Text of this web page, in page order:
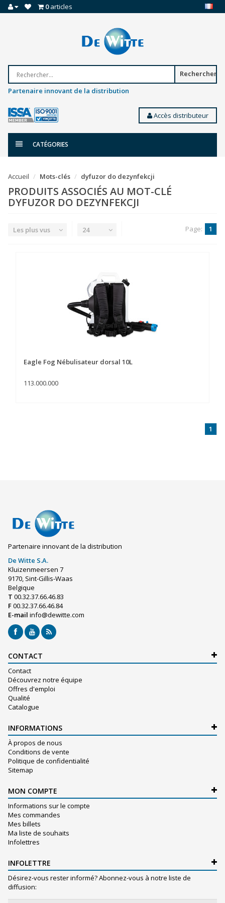
0articles
Rechercher
Partenaire innovant de la distribution
Accès distributeur
CATÉGORIES
Accueil Mots-clés dyfuzor do dezynfekcji
PRODUITS ASSOCIÉS AU MOT-CLÉ
DYFUZOR DO DEZYNFEKCJI
Les plus vus 24 Page: 1
Eagle Fog Nébulisateur dorsal 10L
113.000.000
1
Partenaire innovant de la distribution
De Witte S.A.
Kluizenmeersen 7
9170, Sint-Gillis-Waas
Belgique
T 00.32.37.66.46.83
F00.32.37.66.46.84
E-mail info@dewitte.com
CONTACT
Contact
Découvrez notre équipe
Offres d'emploi
Qualité
Catalogue
INFORMATIONS
À propos de nous
Conditions de vente
Politique de confidentialité
Sitemap
MON COMPTE
Informations sur le compte
Mes commandes
Mes billets
Ma liste de souhaits
Infolettres
INFOLETTRE
Désirez-vous rester informé? Abonnez-vous à notre liste de
diffusion: